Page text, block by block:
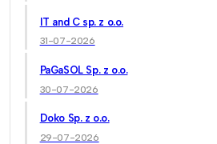
IT and C sp. z o.o.
31-07-2026
PaGaSOL Sp. z o.o.
30-07-2026
Doko Sp. z o.o.
29-07-2026